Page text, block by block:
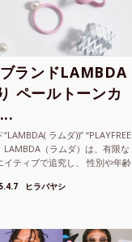
ランドLAMBDA
ペールトーンカ
ラムダ))” “PLAYFREE
（ラムダ）は、有限な
イティブで追究し、 性別や年齢
ヒラバヤシ